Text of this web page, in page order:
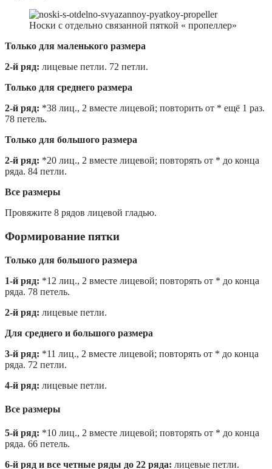
Носки с отдельно связанной пяткой « пропеллер»
Только для маленького размера
2-й ряд: лицевые петли. 72 петли.
Только для среднего размера
2-й ряд: *38 лиц., 2 вместе лицевой; повторить от * ещё 1 раз.
78 петель.
Только для большого размера
2-й ряд: *20 лиц., 2 вместе лицевой; повторять от * до конца
ряда. 84 петли.
Все размеры
Провяжите 8 рядов лицевой гладью.
Формирование пятки
Только для большого размера
1-й ряд: *12 лиц., 2 вместе лицевой; повторять от * до конца
ряда. 78 петель.
2-й ряд: лицевые петли.
Для среднего и большого размера
3-й ряд: *11 лиц., 2 вместе лицевой; повторять от * до конца
ряда. 72 петли.
4-й ряд: лицевые петли.
Все размеры
5-й ряд: *10 лиц., 2 вместе лицевой; повторять от * до конца
ряда. 66 петель.
6-й ряд и все четные ряды до 22 ряда: лицевые петли.